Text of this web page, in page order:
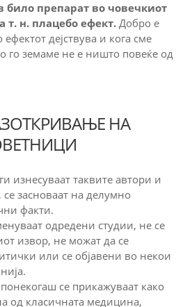
било препарат во човечкиот
т. н. плацебо ефект. Добро е
дејствува и кога сме
го земаме не е ништо повеќе од
НА
изнесуваат таквите автори и
засноваат на делумно
факти.
одредени студии, не се
извор, не можат да се
или се објавени во некои
се прикажуваат како
од класичната медицина,